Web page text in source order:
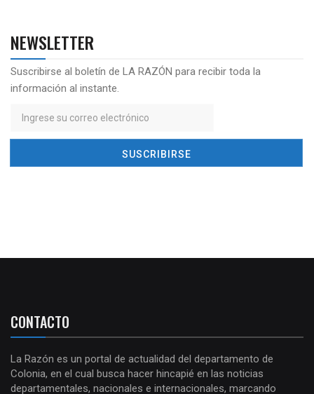
NEWSLETTER
Suscribirse al boletín de LA RAZÓN para recibir toda la
información al instante.
CONTACTO
La Razón es un portal de actualidad del departamento de
Colonia, en el cual busca hacer hincapié en las noticias
departamentales, nacionales e internacionales, marcando